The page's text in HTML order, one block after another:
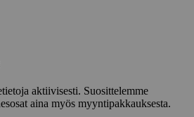
aktiivisesti. Suosittelemme
aina myös myyntipakkauksesta.